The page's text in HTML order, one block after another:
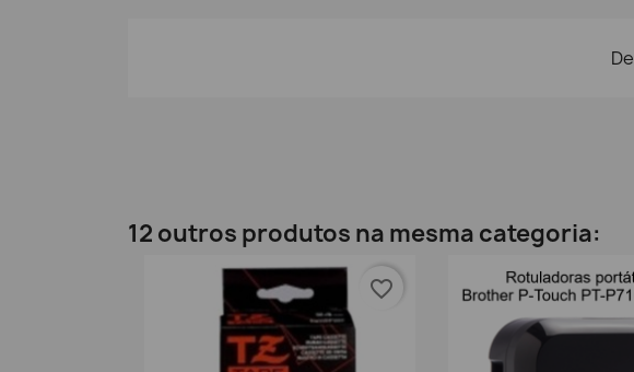
12 outros produtos na mesma categoria:
favorite_border